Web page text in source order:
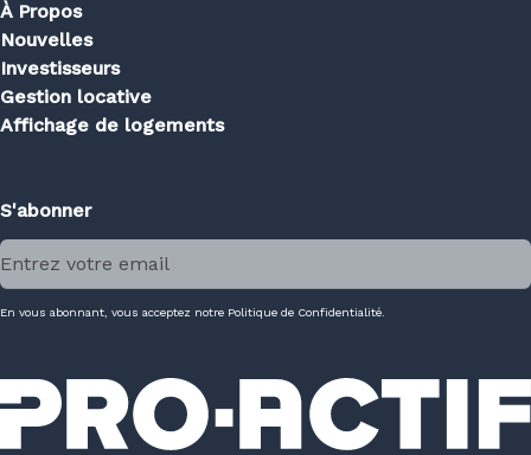
À Propos
Nouvelles
Investisseurs
Gestion locative
Affichage de logements
S'abonner
En vous abonnant, vous acceptez notre Politique de Confidentialité.